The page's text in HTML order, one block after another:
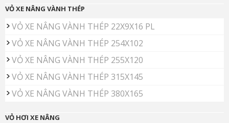
VỎ XE NÂNG VÀNH THÉP
VỎ XE NÂNG VÀNH THÉP 22X9X16 PL
VỎ XE NÂNG VÀNH THÉP 254X102
VỎ XE NÂNG VÀNH THÉP 255X120
VỎ XE NÂNG VÀNH THÉP 315X145
VỎ XE NÂNG VÀNH THÉP 380X165
VỎ HƠI XE NÂNG